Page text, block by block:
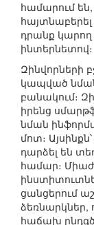
համարում են,
դրանք կարող
ինտերնետով։
Զինվորների
կապված
բանակում։
իրենց
նման
մոտ։
դարձել են
համար։
ցանցերում
ձեռնարկներ,
հաճախ